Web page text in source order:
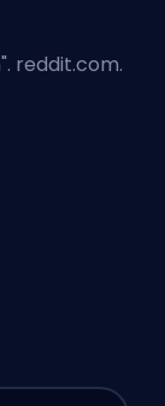
". reddit.com.